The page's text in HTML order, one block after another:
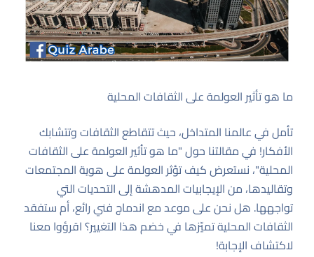
ما هو تأثير العولمة على الثقافات المحلية
تأمل في عالمنا المتداخل، حيث تتقاطع الثقافات وتتشابك
الأفكار! في مقالتنا حول "ما هو تأثير العولمة على الثقافات
المحلية"، نستعرض كيف تؤثر العولمة على هوية المجتمعات
وتقاليدها، من الإيجابيات المدهشة إلى التحديات التي
تواجهها. هل نحن على موعد مع اندماج فني رائع، أم ستفقد
الثقافات المحلية تميّزها في خضم هذا التغيير؟ اقرؤوا معنا
لاكتشاف الإجابة!